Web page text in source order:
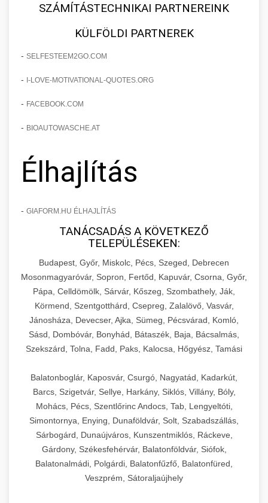
SZÁMÍTÁSTECHNIKAI PARTNEREINK
KÜLFÖLDI PARTNEREK
- SELFESTEEM2GO.COM
- I-LOVE-MOTIVATIONAL-QUOTES.ORG
- FACEBOOK.COM
- BIOAUTOWASCHE.AT
Élhajlítás
- GIAFORM.HU ÉLHAJLÍTÁS
TANÁCSADÁS A KÖVETKEZŐ
TELEPÜLÉSEKEN:
Budapest, Győr, Miskolc, Pécs, Szeged, Debrecen
Mosonmagyaróvár, Sopron, Fertőd, Kapuvár, Csorna, Győr,
Pápa, Celldömölk, Sárvár, Kőszeg, Szombathely, Ják,
Körmend, Szentgotthárd, Csepreg, Zalalövő, Vasvár,
Jánosháza, Devecser, Ajka, Sümeg, Pécsvárad, Komló,
Sásd, Dombóvár, Bonyhád, Bátaszék, Baja, Bácsalmás,
Szekszárd, Tolna, Fadd, Paks, Kalocsa, Hőgyész, Tamási
Balatonboglár, Kaposvár, Csurgó, Nagyatád, Kadarkút,
Barcs, Szigetvár, Sellye, Harkány, Siklós, Villány, Bóly,
Mohács, Pécs, Szentlőrinc Andocs, Tab, Lengyeltóti,
Simontornya, Enying, Dunaföldvár, Solt, Szabadszállás,
Sárbogárd, Dunaújváros, Kunszentmiklós, Ráckeve,
Gárdony, Székesfehérvár, Balatonföldvár, Siófok,
Balatonalmádi, Polgárdi, Balatonfűzfő, Balatonfüred,
Veszprém, Sátoraljaújhely